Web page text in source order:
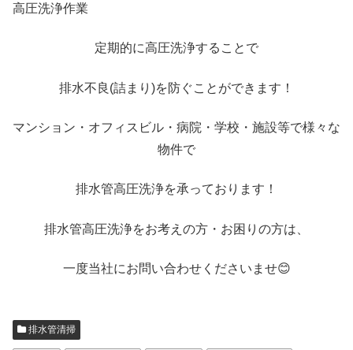
高圧洗浄作業
定期的に高圧洗浄することで
排水不良(詰まり)を防ぐことができます！
マンション・オフィスビル・病院・学校・施設等で様々な
物件で
排水管高圧洗浄を承っております！
排水管高圧洗浄をお考えの方・お困りの方は、
一度当社にお問い合わせくださいませ😊
排水管清掃